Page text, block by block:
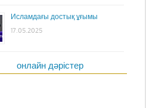
Исламдағы достық ұғымы
17.05.2025
онлайн дәрістер